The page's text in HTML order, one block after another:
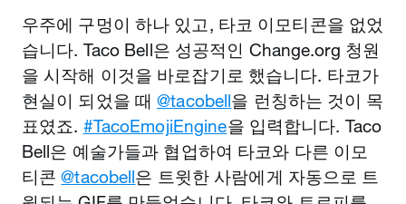
우주에 구멍이 하나 있고, 타코 이모티콘을 없었
습니다. Taco Bell은 성공적인 Change.org 청원
을 시작해 이것을 바로잡기로 했습니다. 타코가
현실이 되었을 때@tacobell을 런칭하는 것이 목
표였죠. #TacoEmojiEngine을 입력합니다. Taco
Bell은 예술가들과 협업하여 타코와 다른 이모
티콘@tacobell은 트윗한 사람에게 자동으로 트